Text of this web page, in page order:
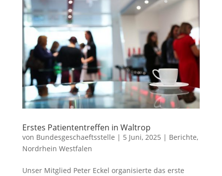
Erstes Patiententreffen in Waltrop
von Bundesgeschaeftsstelle | 5 Juni, 2025 | Berichte,
Nordrhein Westfalen
Unser Mitglied Peter Eckel organisierte das erste